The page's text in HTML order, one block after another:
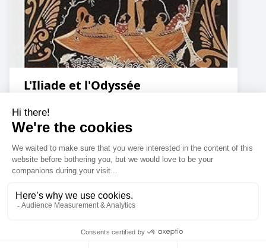
L'Iliade et l'Odyssée
Amazon
Cookies